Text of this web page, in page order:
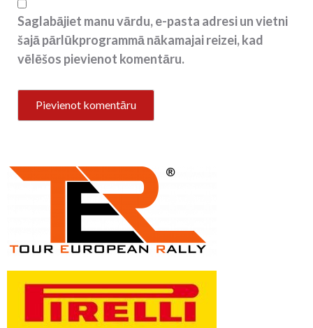
Saglabājiet manu vārdu, e-pasta adresi un vietni
šajā pārlūkprogrammā nākamajai reizei, kad
vēlēšos pievienot komentāru.